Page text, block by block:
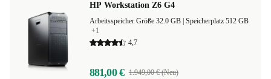
HP Workstation Z6 G4
Speicherplatz 512 GB
+1
4,7
881,00 € 1.949,00 € (Neu)